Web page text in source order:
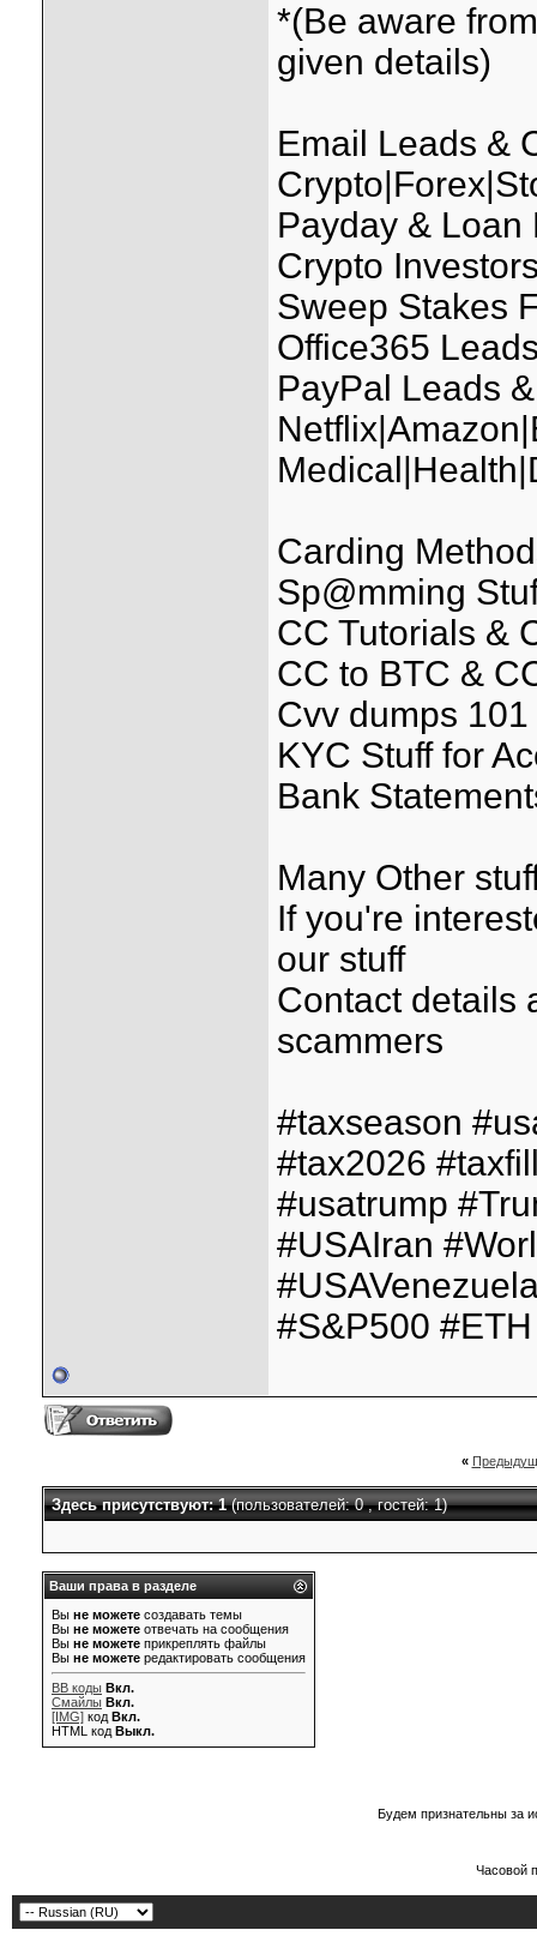
*(Be aware
given details)
Email Leads &
Payday & Loan
Crypto
Sweep Stakes
Office365
PayPal Leads
Carding
Sp@mming
CC Tutorials &
CC to BTC &
Cvv dumps
KYC Stuff for
Bank
Many Other
If you're
our stuff
Contact details
scammers
#taxseason
#tax2026
#usatrump
#USAIran
#S&P500
«
Здесь присутствуют: 1(пользователей: 0 , гостей: 1)
Ваши права в разделе
Вы не можете создавать темы
Вы не можете отвечать на сообщения
Вы не можете прикреплять файлы
Вы не можете редактировать сообщения
BB коды Вкл.
Смайлы Вкл.
[IMG] код Вкл.
HTML код Выкл.
Будем признательны за
Часовой